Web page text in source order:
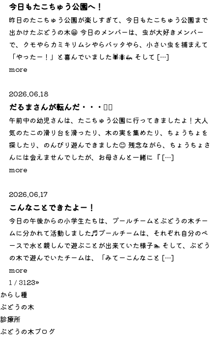
今日もたこちゅう公園へ！
昨日のたこちゅう公園が楽しすぎて、今日もたこちゅう公園まで
出かけたぶどうの木😁 今日のメンバーは、虫が大好きメンバー
で、クモやらカミキリムシやらバッタやら、小さい虫を捕まえて
「やったー！」と喜んでいました🕷️🐜🦗 そして […]
more
2026.06.18
だるまさんが転んだ・・・🏃‍♀️
午前中の幼児さんは、たこちゅう公園に行ってきましたよ！大人
気のたこの滑り台を滑ったり、木の実を集めたり、ちょうちょを
探したり、のんびり遊んできました😊 残念ながら、ちょうちょさ
んには会えませんでしたが、お母さんと一緒に『 […]
more
2026.06.17
こんなことできたよー！
今日の午後からの小学生たちは、プールチームとぶどうの木チー
ムに分かれて活動しました♬プールチームは、それぞれ自分のペ
ースで水と親しんで遊ぶことが出来ていた様子🏊 そして、ぶどう
の木で遊んでいたチームは、「みてーこんなこと […]
more
1 / 3123»
から し種
ぶ ど う の木
診療所
ぶ ど う の木ブロ グ